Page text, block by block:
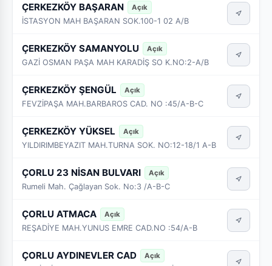
ÇERKEZKÖY BAŞARAN Açık
İSTASYON MAH BAŞARAN SOK.100-1 02 A/B
ÇERKEZKÖY SAMANYOLU Açık
GAZİ OSMAN PAŞA MAH KARADİŞ SO K.NO:2-A/B
ÇERKEZKÖY ŞENGÜL Açık
FEVZİPAŞA MAH.BARBAROS CAD. NO :45/A-B-C
ÇERKEZKÖY YÜKSEL Açık
YILDIRIMBEYAZIT MAH.TURNA SOK. NO:12-18/1 A-B
ÇORLU 23 NİSAN BULVARI Açık
Rumeli Mah. Çağlayan Sok. No:3 /A-B-C
ÇORLU ATMACA Açık
REŞADİYE MAH.YUNUS EMRE CAD.NO :54/A-B
ÇORLU AYDINEVLER CAD Açık